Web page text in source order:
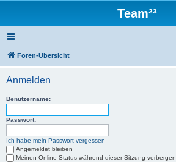
Team²³
Foren-Übersicht
Anmelden
Benutzername:
Passwort:
Ich habe mein Passwort vergessen
Angemeldet bleiben
Meinen Online-Status während dieser Sitzung verbergen